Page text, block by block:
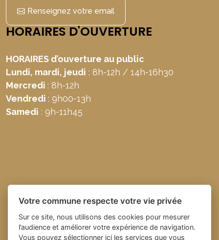
Renseignez votre email
HORAIRES D'OUVERTURE
HORAIRES d’ouverture au public
Lundi, mardi, jeudi : 8h-12h / 14h-16h30
Mercredi : 8h-12h
Vendredi : 9h00-13h
Samedi : 9h-11h45
Votre commune respecte votre vie privée
Sur ce site, nous utilisons des cookies pour mesurer
l’audience et améliorer votre expérience de navigation.
Vous pouvez sélectionner ici les services que vous